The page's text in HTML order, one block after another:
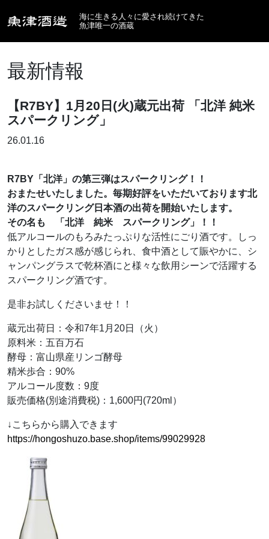
海に生きる人々に愛され続けてきた
魚津唯一の酒蔵
最新情報
【R7BY】1月20日(火)蔵元出荷 「北洋 純米
スパークリング」
26.01.16
R7BY「北洋」の第三弾はスパークリング！！
おまたせいたしました。毎期好評をいただいております北
洋のスパークリング日本酒の出荷を開始いたします。
その名も 「北洋 純米 スパークリング」！！
低アルコールのもろみたっぷりな活性にごり酒です。しっ
かりとしたガス感が感じられ、食中酒として賑やかに、シ
ャンパングラスで乾杯酒にと様々な飲用シーンで活躍する
スパークリング酒です。
是非お試しくださいませ！！
蔵元出荷日：令和7年1月20日（火）
原料米：五百万石
酵母：富山県産リンゴ酵母
精米歩合：90%
アルコール度数：9度
販売価格(別途消費税)：1,600円(720ml）
↓こちらから購入できます
https://hongoshuzo.base.shop/items/99029928